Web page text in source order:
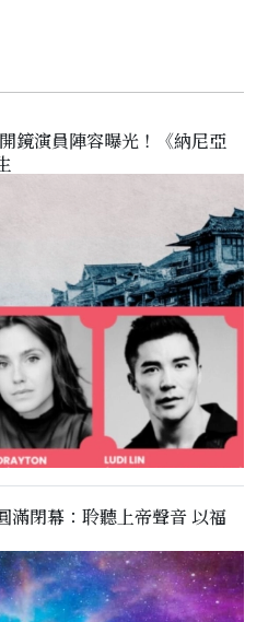
鏡演員陣容曝光！《納尼亞
滿閉幕：聆聽上帝聲音 以福